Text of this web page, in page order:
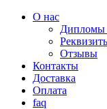
О нас
Дипломы
Отзывы
Контакты
Доставка
Оплата
faq